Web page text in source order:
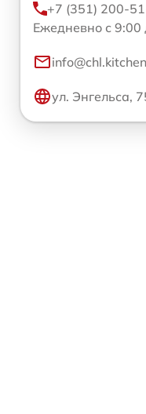
+7 (351) 200-
Ежедневно с 9:00
ул. Энгельса,